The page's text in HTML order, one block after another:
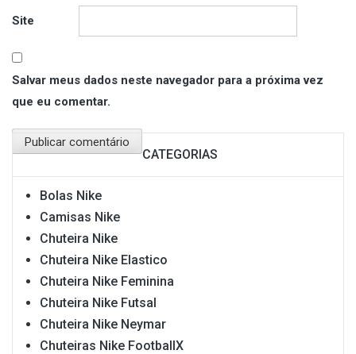
Site
Salvar meus dados neste navegador para a próxima vez
que eu comentar.
CATEGORIAS
Bolas Nike
Camisas Nike
Chuteira Nike
Chuteira Nike Elastico
Chuteira Nike Feminina
Chuteira Nike Futsal
Chuteira Nike Neymar
Chuteiras Nike FootballX